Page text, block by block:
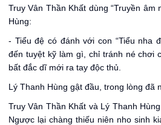
Truy Vân Thần Khất dùng “Truyền âm
Hùng:
- Tiểu đệ có đánh với con “Tiểu nha
đến tuyệt kỹ làm gì, chỉ tránh né chơi
bất đắc dĩ mới ra tay độc thủ.
Lý Thanh Hùng gật đầu, trong lòng đã
Truy Vân Thần Khất và Lý Thanh
Ngược lại chàng thiếu niên nho sinh